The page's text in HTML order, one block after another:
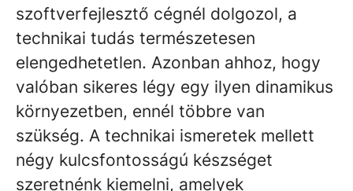
szoftverfejlesztő cégnél dolgozol, a
technikai tudás természetesen
elengedhetetlen. Azonban ahhoz, hogy
valóban sikeres légy egy ilyen dinamikus
környezetben, ennél többre van
szükség. A technikai ismeretek mellett
négy kulcsfontosságú készséget
szeretnénk kiemelni, amelyek